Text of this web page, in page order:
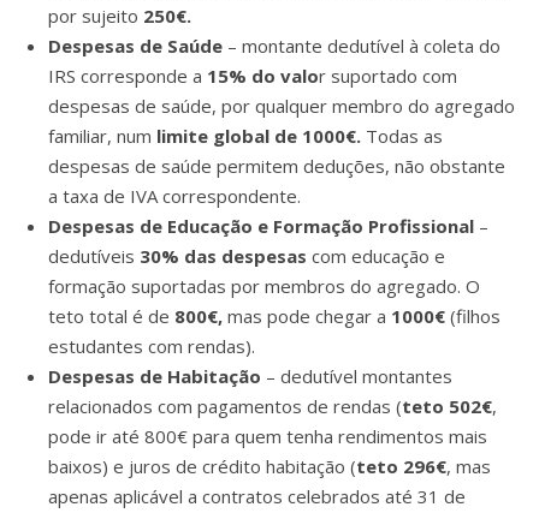
por sujeito 250€.
Despesas de Saúde – montante dedutível à coleta do
IRS corresponde a 15% do valor suportado com
despesas de saúde, por qualquer membro do agregado
familiar, num limite global de 1000€. Todas as
despesas de saúde permitem deduções, não obstante
a taxa de IVA correspondente.
Despesas de Educação e Formação Profissional –
dedutíveis 30% das despesas com educação e
formação suportadas por membros do agregado. O
teto total é de 800€, mas pode chegar a 1000€ (filhos
estudantes com rendas).
Despesas de Habitação – dedutível montantes
relacionados com pagamentos de rendas (teto 502€,
pode ir até 800€ para quem tenha rendimentos mais
baixos) e juros de crédito habitação (teto 296€, mas
apenas aplicável a contratos celebrados até 31 de